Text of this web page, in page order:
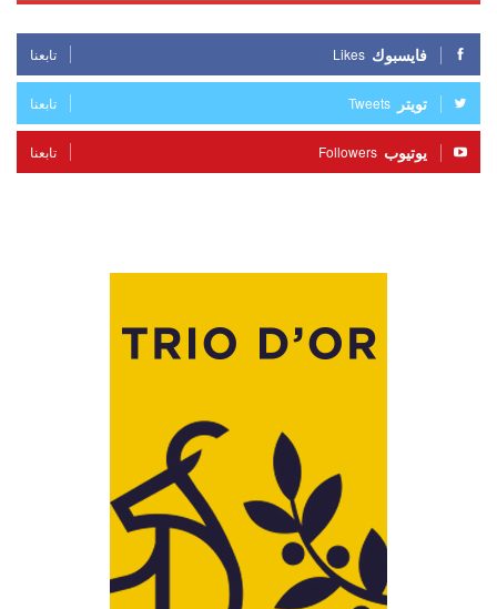
فايسبوك Likes تابعنا
تويتر Tweets تابعنا
يوتيوب Followers تابعنا